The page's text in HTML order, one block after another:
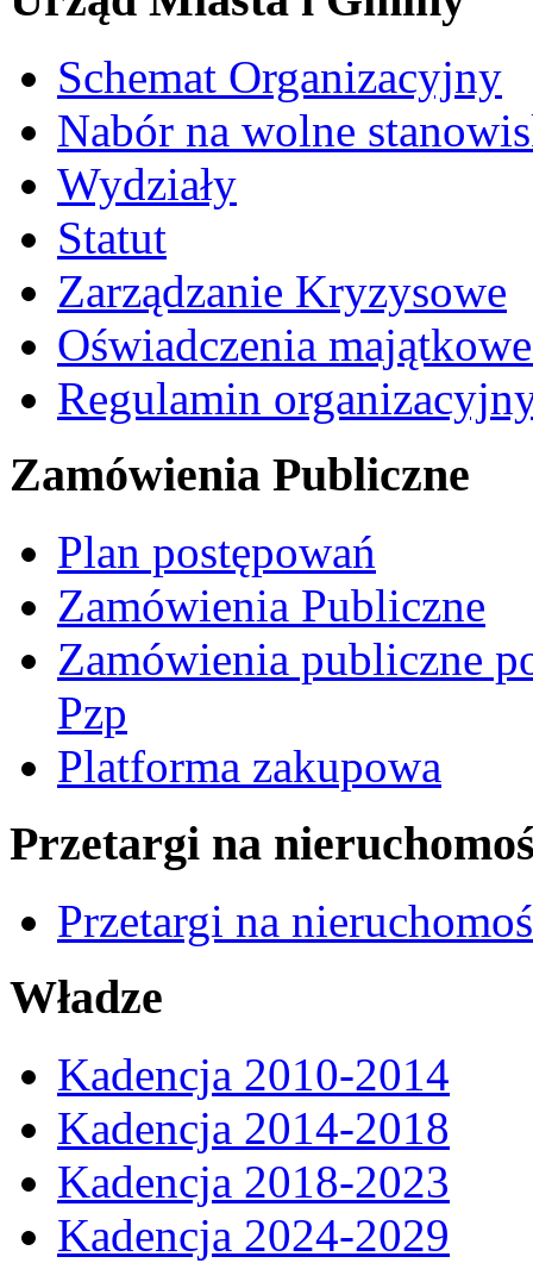
Schemat Organizacyjny
Nabór na wolne
Wydziały
Statut
Zarządzanie Kryzysowe
Oświadczenia
Regulamin
Zamówienia Publiczne
Plan postępowań
Zamówienia Publiczne
Zamówienia publiczne
Pzp
Platforma zakupowa
Przetargi na
Przetargi na
Władze
Kadencja 2010-2014
Kadencja 2014-2018
Kadencja 2018-2023
Kadencja 2024-2029